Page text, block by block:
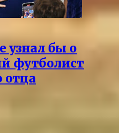
узнал бы о
футболист
отца